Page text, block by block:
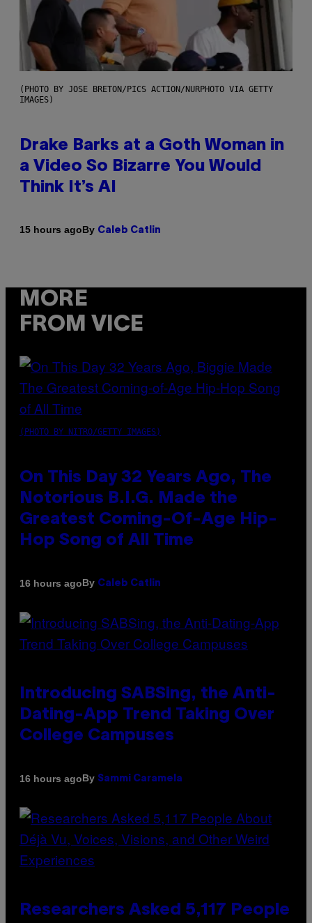
(PHOTO BY JOSE BRETON/PICS ACTION/NURPHOTO VIA GETTY
IMAGES)
Drake Barks at a Goth Woman in
a Video So Bizarre You Would
Think It’s AI
15 hours agoBy Caleb Catlin
MORE
FROM VICE
(PHOTO BY NITRO/GETTY IMAGES)
On This Day 32 Years Ago, The
Notorious B.I.G. Made the
Greatest Coming-Of-Age Hip-
Hop Song of All Time
16 hours agoBy Caleb Catlin
Introducing SABSing, the Anti-
Dating-App Trend Taking Over
College Campuses
16 hours agoBy Sammi Caramela
Researchers Asked 5,117 People